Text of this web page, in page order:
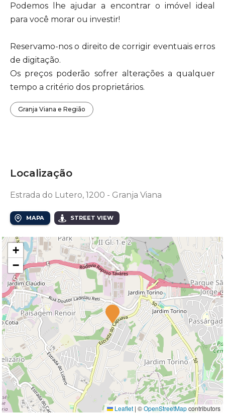
Podemos lhe ajudar a encontrar o imóvel ideal
para você morar ou investir!
Reservamo-nos o direito de corrigir eventuais erros
de digitação.
Os preços poderão sofrer alterações a qualquer
tempo a critério dos proprietários.
Granja Viana e Região
Localização
Estrada do Lutero, 1200 - Granja Viana
MAPA STREET VIEW
+
−
Leaflet | ©OpenStreetMapcontributors